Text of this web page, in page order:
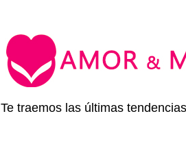
Te traemos las últimas